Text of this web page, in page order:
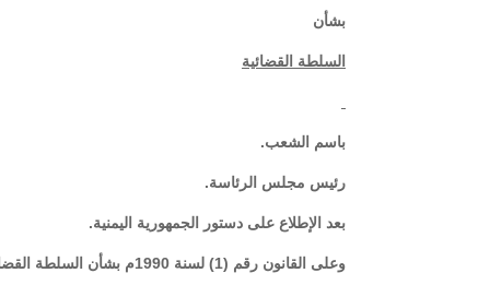
بشأن
السلطة القضائية
باسم الشعب.
رئيس مجلس الرئاسة.
بعد الإطلاع على دستور الجمهورية اليمنية.
وعلى القانون رقم (1) لسنة 1990م بشأن السلطة القضائية.